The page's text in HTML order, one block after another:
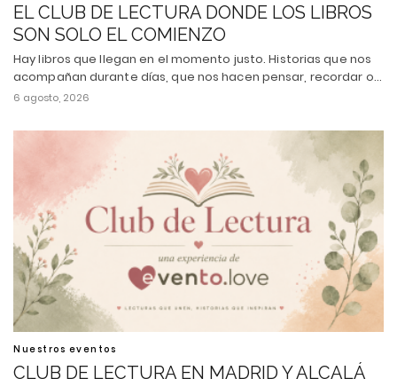
EL CLUB DE LECTURA DONDE LOS LIBROS
SON SOLO EL COMIENZO
Hay libros que llegan en el momento justo. Historias que nos
acompañan durante días, que nos hacen pensar, recordar o…
6 agosto, 2026
Nuestros eventos
CLUB DE LECTURA EN MADRID Y ALCALÁ